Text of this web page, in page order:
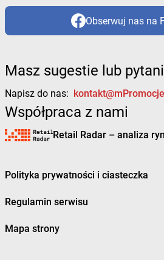
Obserwuj nas na
Masz sugestie lub
Napisz do nas:
Współpraca z nami
Retail Radar – analiza
Polityka prywatności i ciasteczka
Regulamin serwisu
Mapa strony